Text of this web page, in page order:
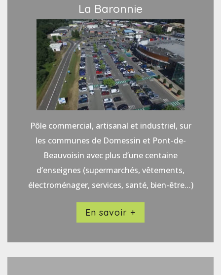
La Baronnie
Pôle commercial, artisanal et industriel, sur
les communes de Domessin et Pont-de-
Beauvoisin avec plus d’une centaine
d’enseignes (supermarchés, vêtements,
électroménager, services, santé, bien-être…)
En savoir +